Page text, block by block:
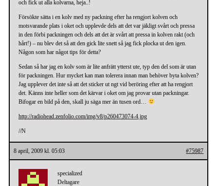
och fick ut alla kolvarna, heja..!
Försökte sätta i en kolv med ny packning efter ha rengjort kolven och
motsvarande plats i oket och upplevde dels att det var jäkligt svårt och pressa
in den förbi packningen och dels att det är svårt att pressa in kolven rakt (och
hårt!) – nu blev det så att den gick lite snett så jag fick plocka ut den igen.
Någon som har något tips för detta?
Sedan så har jag en kolv som är lite anfrätt ytterst ute, typ den del som är utan
för packningen. Hur mycket kan man tolerera innan man behöver byta kolven?
Jag upplever det inte så att det sticker ut ngt vid beröring efter att ha rengjort
det. Känns inte heller som det kärvar i oket om jag provar utan packningar.
Bifogar en bild på den, skall ju säga mer än tusen ord…
http://radiohead.zenfolio.com/img/v8/p260473074-4.jpg
//N
8 april, 2009 kl. 05:03 #75987
specialized
Deltagare